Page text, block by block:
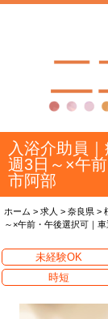
入浴介助員
週3日～×午
市阿部
ホーム > 求人 > 奈良県 >
～×午前・午後選択可｜
未経験OK
時短